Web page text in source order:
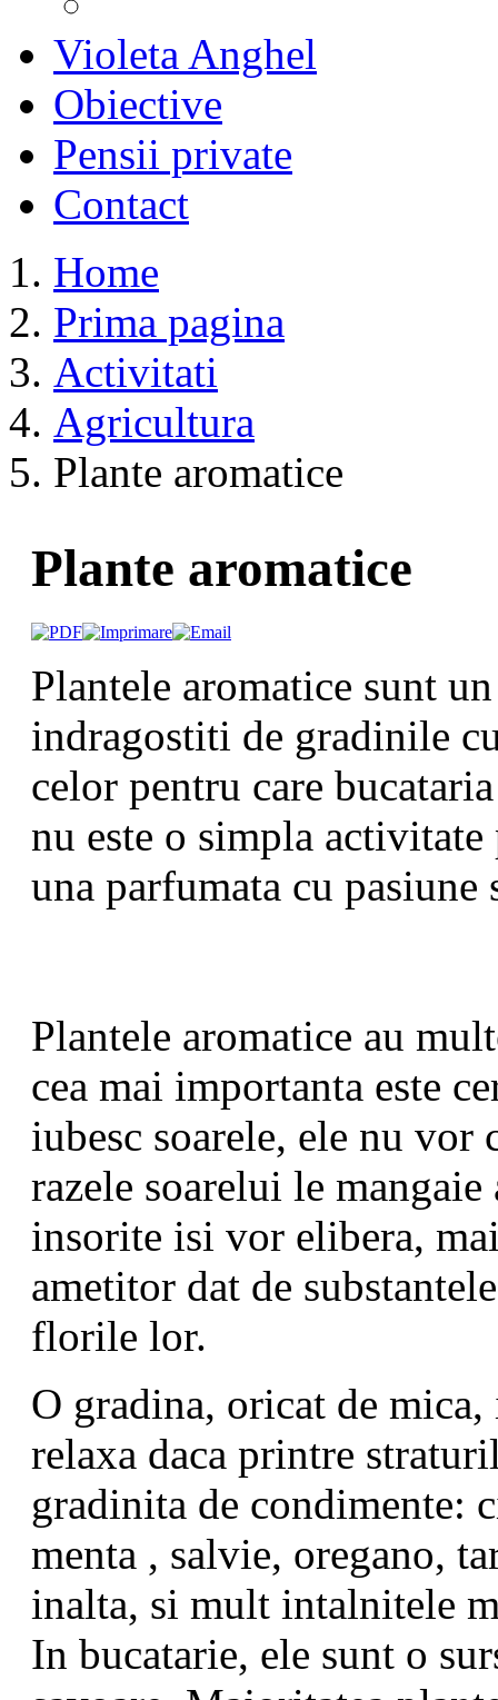
Violeta Anghel
Obiective
Pensii private
Contact
Home
Prima pagina
Activitati
Agricultura
Plante aromatice
Plante aromatice
Plantele aromatice sunt
indragostiti de gradinile
celor pentru care
nu este o simpla
una parfumata cu pasiune
Plantele aromatice au
cea mai importanta este
iubesc soarele, ele nu vor
razele soarelui le
insorite isi vor elibera,
ametitor dat de
florile lor.
O gradina, oricat de
relaxa daca printre
gradinita de condimente:
menta , salvie, oregano,
inalta, si mult intalnitele
In bucatarie, ele sunt o